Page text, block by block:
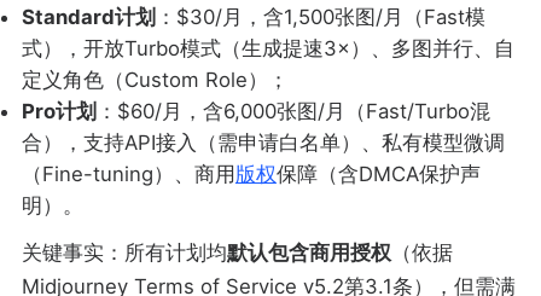
Standard计划 ：$30/月，含1,500张图/月（Fast模
式），开放Turbo模式（生成提速3×）、多图并行、自
定义角色（Custom Role）；
Pro计划 ：$60/月，含6,000张图/月（Fast/Turbo混
合），支持API接入（需申请白名单）、私有模型微调
（Fine-tuning）、商用 版权保障（含DMCA保护声
明）。
关键事实：所有计划均默认包含商用授权（依据
Midjourney Terms of Service v5.2第3.1条），但需满